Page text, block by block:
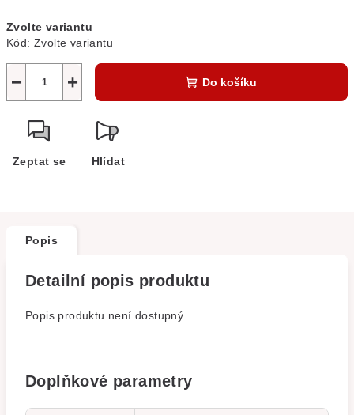
cena:
Zvolte variantu
Kód: Zvolte variantu
+
− Do košíku
Zeptat se Hlídat
Popis
Detailní popis produktu
Popis produktu není dostupný
Doplňkové parametry